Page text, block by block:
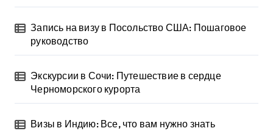
Запись на визу в Посольство США: Пошаговое
руководство
Экскурсии в Сочи: Путешествие в сердце
Черноморского курорта
Визы в Индию: Все, что вам нужно знать